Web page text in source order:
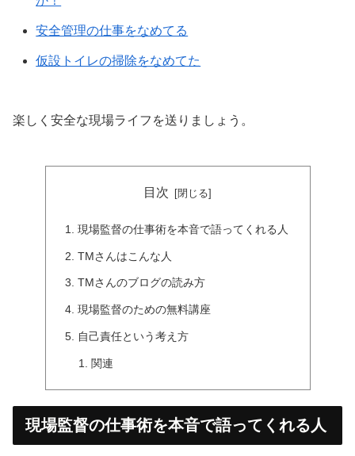
安全管理の仕事をなめてる
仮設トイレの掃除をなめてた
楽しく安全な現場ライフを送りましょう。
目次
現場監督の仕事術を本音で語ってくれる人
TMさんはこんな人
TMさんのブログの読み方
現場監督のための無料講座
自己責任という考え方
関連
現場監督の仕事術を本音で語ってくれる人